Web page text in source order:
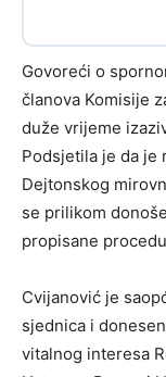
Govoreći o
članova Komisije
duže vrijeme
Podsjetila je da je
Dejtonskog
se prilikom
propisane
Cvijanović je
sjednica i
vitalnog interesa